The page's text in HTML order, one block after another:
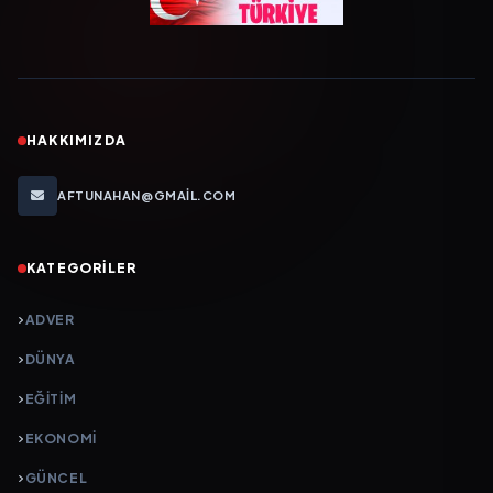
HAKKIMIZDA
AFTUNAHAN@GMAIL.COM
KATEGORILER
ADVER
DÜNYA
EĞİTİM
EKONOMİ
GÜNCEL